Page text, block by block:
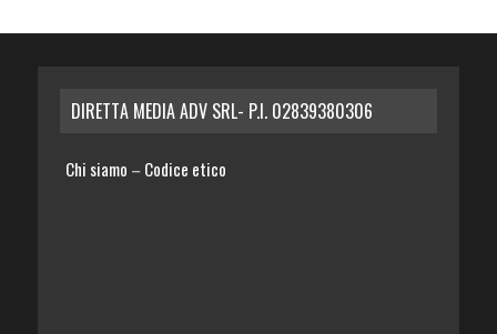
DIRETTA MEDIA ADV SRL- P.I. 02839380306
Chi siamo – Codice etico